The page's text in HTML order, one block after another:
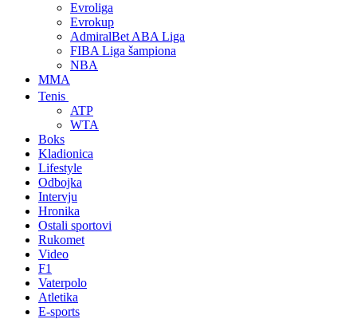
Evroliga
Evrokup
AdmiralBet ABA Liga
FIBA Liga šampiona
NBA
MMA
Tenis
ATP
WTA
Boks
Kladionica
Lifestyle
Odbojka
Intervju
Hronika
Ostali sportovi
Rukomet
Video
F1
Vaterpolo
Atletika
E-sports